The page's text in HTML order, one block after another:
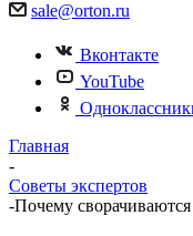
sale@orton.ru
Вконтакте
YouTube
Главная
-
Советы экспертов
-Почему